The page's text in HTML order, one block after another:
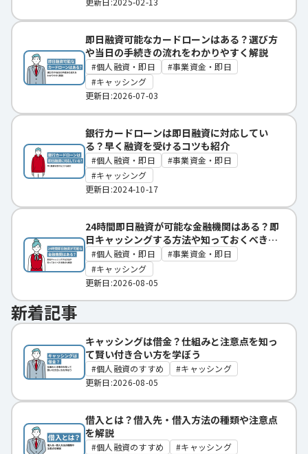
即日融資可能なカードローンはある？選び方
や当日の手続きの流れをわかりやすく解説
個人融資・即日
事業資金・即日
キャッシング
更新日:2026-07-03
銀行カードローンは即日融資に対応してい
る？早く融資を受けるコツも紹介
個人融資・即日
事業資金・即日
キャッシング
更新日:2024-10-17
24時間即日融資が可能な金融機関はある？即
日キャッシングする方法や知っておくべき注
意点も解説
個人融資・即日
事業資金・即日
キャッシング
更新日:2026-08-05
新着記事
キャッシングは借金？仕組みと注意点を知っ
て賢い付き合い方を学ぼう
個人融資のすすめ
キャッシング
更新日:2026-08-05
借入とは？借入先・借入方法の種類や注意点
を解説
個人融資のすすめ
キャッシング